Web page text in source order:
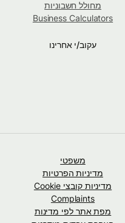
מחולל חשבוניות
Business Calculators
עקוב/י אחרינו
משפטי
מדיניות הפרטיות
מדיניות קובצי Cookie
Complaints
מפת אתר לפי מדינות